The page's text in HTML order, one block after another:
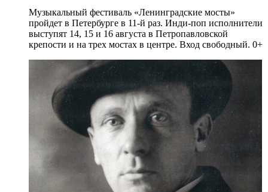
Музыкальный фестиваль «Ленинградские мосты»
пройдет в Петербурге в 11-й раз. Инди-поп исполнители
выступят 14, 15 и 16 августа в Петропавловской
крепости и на трех мостах в центре. Вход свободный. 0+